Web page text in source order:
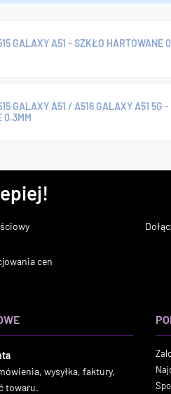
GALAXY A51 - SZKŁO HARTOWANE
GALAXY A51 / A516 GALAXY A51 5G
0.3MM
cen
wysyłka, faktury,
towaru.